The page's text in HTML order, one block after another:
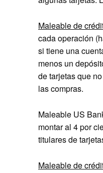
Maleable de
cada operación
si tiene una
menos un
de tarjetas que
las compras.
Maleable US
montar al 4 por
titulares de
Maleable de